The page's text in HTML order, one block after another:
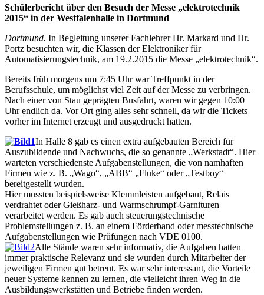
Schülerbericht über den Besuch der Messe „elektrotechnik
2015“ in der Westfalenhalle in Dortmund
Dortmund. In Begleitung unserer Fachlehrer Hr. Markard und Hr.
Portz besuchten wir, die Klassen der Elektroniker für
Automatisierungstechnik, am 19.2.2015 die Messe „elektrotechnik“.
Bereits früh morgens um 7:45 Uhr war Treffpunkt in der
Berufsschule, um möglichst viel Zeit auf der Messe zu verbringen.
Nach einer von Stau geprägten Busfahrt, waren wir gegen 10:00
Uhr endlich da. Vor Ort ging alles sehr schnell, da wir die Tickets
vorher im Internet erzeugt und ausgedruckt hatten.
In Halle 8 gab es einen extra aufgebauten Bereich für
Auszubildende und Nachwuchs, die so genannte „Werkstadt“. Hier
warteten verschiedenste Aufgabenstellungen, die von namhaften
Firmen wie z. B. „Wago“, „ABB“ „Fluke“ oder „Testboy“
bereitgestellt wurden.
Hier mussten beispielsweise Klemmleisten aufgebaut, Relais
verdrahtet oder Gießharz- und Warmschrumpf-Garnituren
verarbeitet werden. Es gab auch steuerungstechnische
Problemstellungen z. B. an einem Förderband oder messtechnische
Aufgabenstellungen wie Prüfungen nach VDE 0100.
Alle Stände waren sehr informativ, die Aufgaben hatten
immer praktische Relevanz und sie wurden durch Mitarbeiter der
jeweiligen Firmen gut betreut. Es war sehr interessant, die Vorteile
neuer Systeme kennen zu lernen, die vielleicht ihren Weg in die
Ausbildungswerkstätten und Betriebe finden werden.